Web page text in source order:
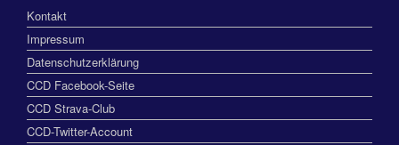
Kontakt
Impressum
Datenschutzerklärung
CCD Facebook-Seite
CCD Strava-Club
CCD-Twitter-Account